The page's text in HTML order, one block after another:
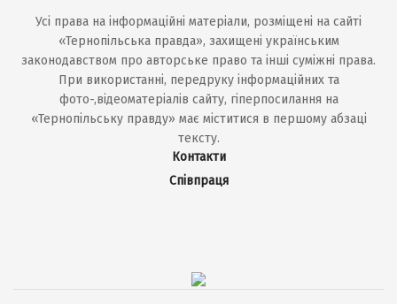
Усі права на інформаційні матеріали, розміщені на сайті
«Тернопільська правда», захищені українським
законодавством про авторське право та інші суміжні права.
При використанні, передруку інформаційних та
фото-,відеоматеріалів сайту, гіперпосилання на
«Тернопільську правду» має міститися в першому абзаці
тексту.
Контакти
Співпраця